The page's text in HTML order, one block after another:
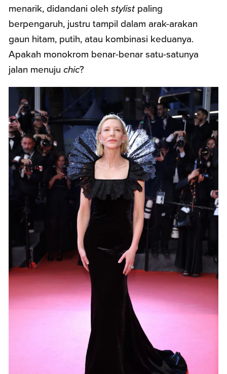
menarik, didandani olehstylist paling
berpengaruh, justru tampil dalam arak-arakan
gaun hitam, putih, atau kombinasi keduanya.
Apakah monokrom benar-benar satu-satunya
jalan menujuchic?